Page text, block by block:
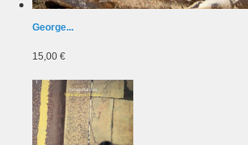
George...
15,00 €